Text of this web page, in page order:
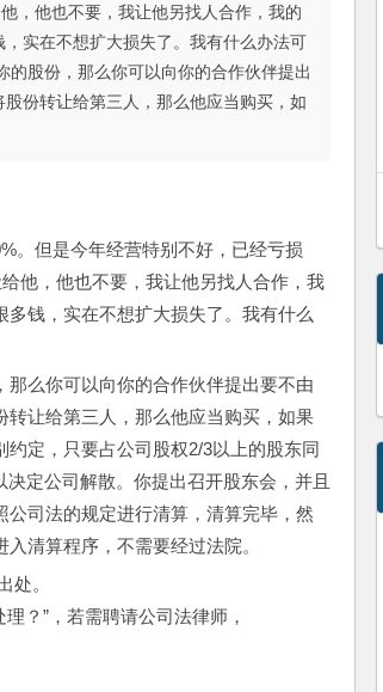
，他也不要，我让他另找人合作，我的
实在不想扩大损失了。我有什么办法可
股份，那么你可以向你的合作伙伴提出
份转让给第三人，那么他应当购买，如
。但是今年经营特别不好，已经亏损
他，他也不要，我让他另找人合作，我
钱，实在不想扩大损失了。我有什么
么你可以向你的合作伙伴提出要不由
让给第三人，那么他应当购买，如果
定，只要占公司股权2/3以上的股东同
定公司解散。你提出召开股东会，并且
司法的规定进行清算，清算完毕，然
清算程序，不需要经过法院。
处。
？”，若需聘请公司法律师，